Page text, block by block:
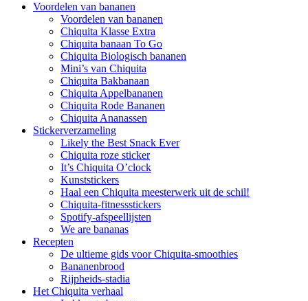
Voordelen van bananen
Voordelen van bananen
Chiquita Klasse Extra
Chiquita banaan To Go
Chiquita Biologisch bananen
Mini’s van Chiquita
Chiquita Bakbanaan
Chiquita Appelbananen
Chiquita Rode Bananen
Chiquita Ananassen
Stickerverzameling
Likely the Best Snack Ever
Chiquita roze sticker
It’s Chiquita O’clock
Kunststickers
Haal een Chiquita meesterwerk uit de schil!
Chiquita-fitnessstickers
Spotify-afspeellijsten
We are bananas
Recepten
De ultieme gids voor Chiquita-smoothies
Bananenbrood
Rijpheids-stadia
Het Chiquita verhaal